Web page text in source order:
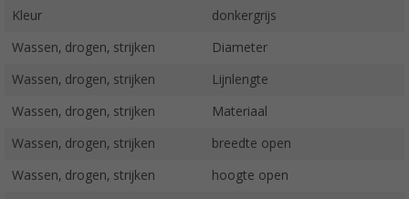
Kleur donkergrijs
Wassen, drogen, strijken Diameter
Wassen, drogen, strijken Lijnlengte
Wassen, drogen, strijken Materiaal
Wassen, drogen, strijken breedte open
Wassen, drogen, strijken hoogte open